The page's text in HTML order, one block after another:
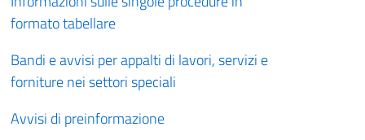
formato tabellare
Bandi e avvisi per appalti di lavori, servizi e
forniture nei settori speciali
Avvisi di preinformazione